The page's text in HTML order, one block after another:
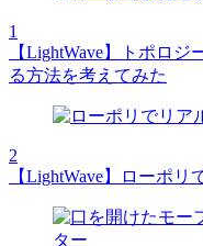
1
【LightWave】トポロ
る方法を考えてみた
2
【LightWave】ローポ